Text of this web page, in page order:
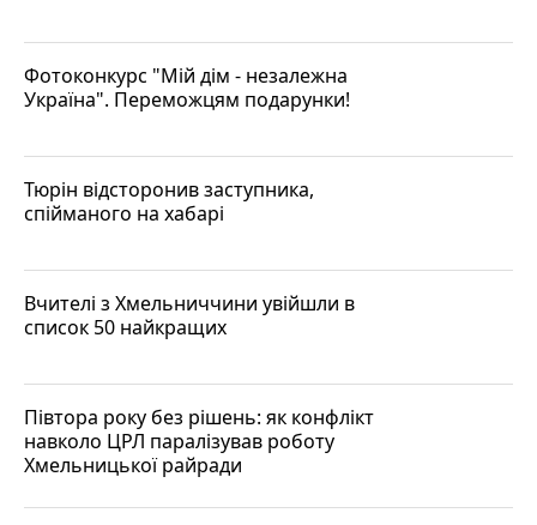
Фотоконкурс "Мій дім - незалежна
Україна". Переможцям подарунки!
Тюрін відсторонив заступника,
спійманого на хабарі
Вчителі з Хмельниччини увійшли в
список 50 найкращих
Півтора року без рішень: як конфлікт
навколо ЦРЛ паралізував роботу
Хмельницької райради